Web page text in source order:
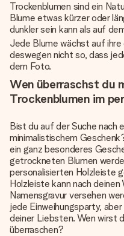
Trockenblumen sind ein
Blume etwas kürzer oder
dunkler sein kann als auf
Jede Blume wächst auf
deswegen nicht so, dass
dem Foto.
Wen überraschst du
Trockenblumen im
Bist du auf der Suche nach
minimalistischem
ein ganz besonderes
getrockneten Blumen
personalisierten Holzleiste
Holzleiste kann nach
Namensgravur versehen
jede Einweihungsparty,
deiner Liebsten. Wen wirst
überraschen?